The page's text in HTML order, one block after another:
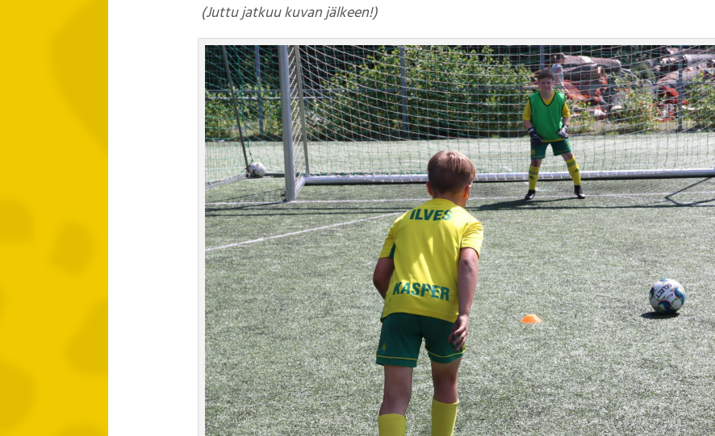
(Juttu jatkuu kuvan jälkeen!)